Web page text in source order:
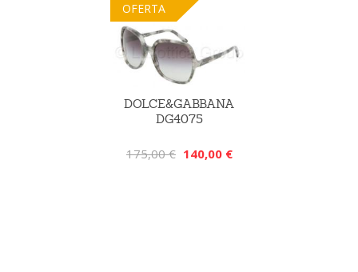
OFERTA
DOLCE&GABBANA
DG4075
175,00 € 140,00 €